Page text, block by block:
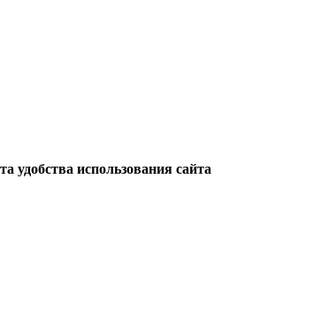
удобства использования сайта